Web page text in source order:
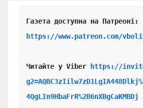
https://www.patreon.com/
Читайте у Viber
https://
4QgLIn9HbaFrR%2B6nXBgCaKMBDj